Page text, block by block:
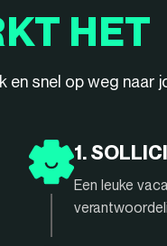
HET
snel op weg naar
1.
Een leuke